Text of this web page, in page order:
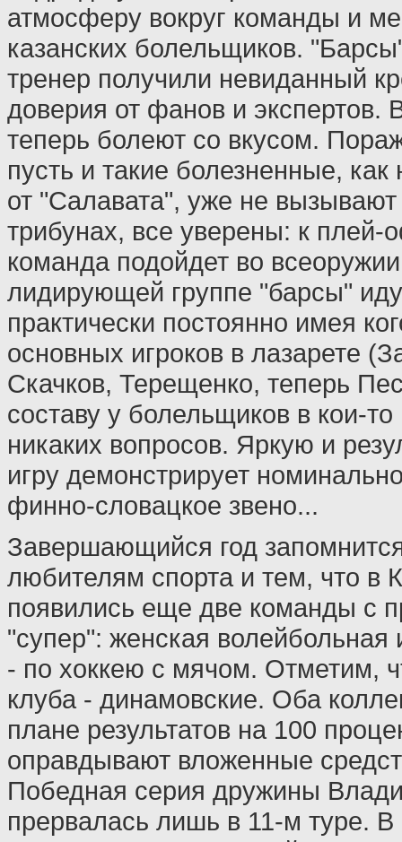
атмосферу вокруг команды и
казанских болельщиков.
тренер получили невиданный
доверия от фанов и экспертов.
теперь болеют со вкусом.
пусть и такие болезненные, как
от "Салавата", уже не вызывают
трибунах, все уверены: к
команда подойдет во
лидирующей группе "барсы"
практически постоянно имея
основных игроков в лазарете
Скачков, Терещенко, теперь
составу у болельщиков в кои-то
никаких вопросов. Яркую и
игру демонстрирует
финно-словацкое звено...
Завершающийся год
любителям спорта и тем, что в
появились еще две команды с
"супер": женская волейбольная
- по хоккею с мячом. Отметим,
клуба - динамовские. Оба
плане результатов на 100
оправдывают вложенные
Победная серия дружины
прервалась лишь в 11-м туре. В